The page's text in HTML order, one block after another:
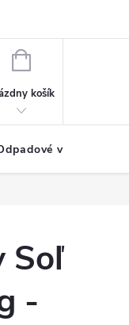
NÁKUPNÝ
košík
vrecia
Soľ
-